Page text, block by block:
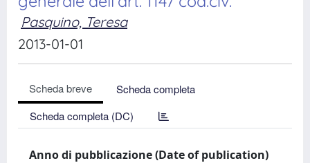
Pasquino, Teresa
2013-01-01
Scheda breve
Scheda completa
Scheda completa (DC)
Anno di pubblicazione (Date of publication)